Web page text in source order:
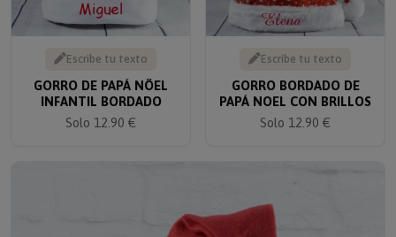
Escribe tu texto
GORRO DE PAPÁ NÖEL
INFANTIL BORDADO
Solo 12.90 €
Escribe tu texto
GORRO BORDADO DE
PAPÁ NOEL CON BRILLOS
Solo 12.90 €